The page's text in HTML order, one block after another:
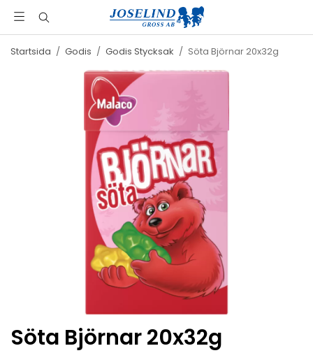
Startsida / Godis / Godis Stycksak / Söta Björnar 20x32g
Söta Björnar 20x32g